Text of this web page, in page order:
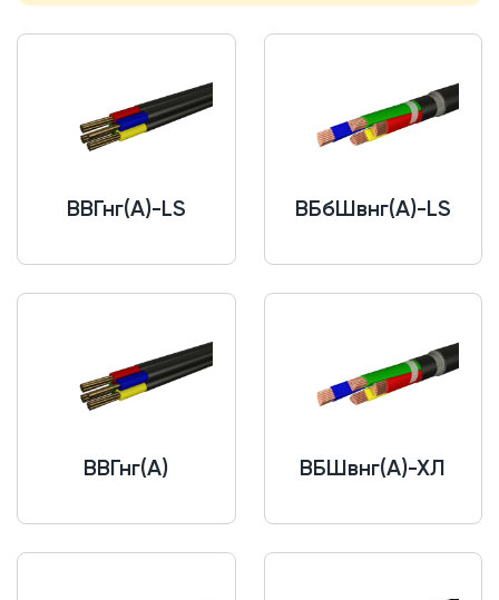
ВВГнг(A)-LS ВБбШвнг(A)-LS
ВВГнг(A) ВБШвнг(A)-ХЛ